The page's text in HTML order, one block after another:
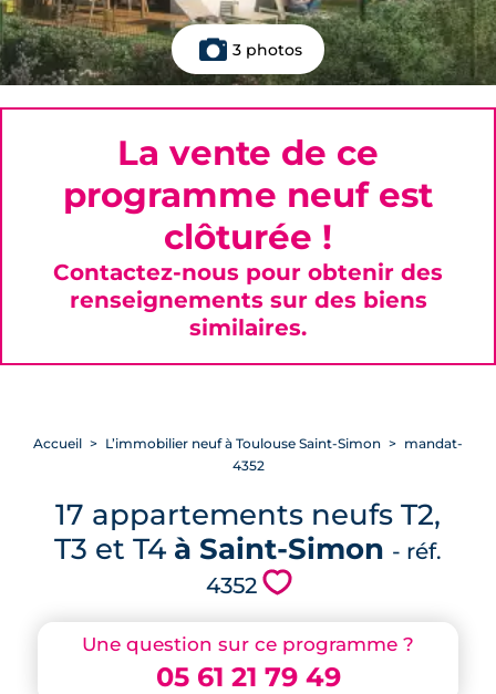
3 photos
Une question sur ce programme ?
05 61 21 79 49
Accueil L’immobilier neuf à Toulouse Saint-Simon
mandat-
4352
17 appartements neufs T2,
T3 et T4 à Saint-Simon - réf.
4352 💗
La vente de ce
programme neuf est
clôturée !
Contactez-nous pour obtenir des
renseignements sur des biens
similaires.